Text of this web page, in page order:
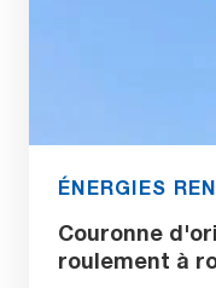
ÉNERGIES
Couronne
roulement à